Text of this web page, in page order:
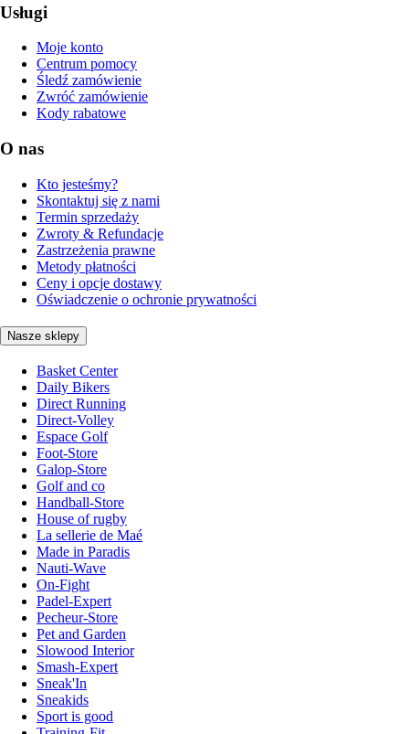
Usługi
Moje konto
Centrum pomocy
Śledź zamówienie
Zwróć zamówienie
Kody rabatowe
O nas
Kto jesteśmy?
Skontaktuj się z nami
Termin sprzedaży
Zwroty & Refundacje
Zastrzeżenia prawne
Metody płatności
Ceny i opcje dostawy
Oświadczenie o ochronie prywatności
Nasze sklepy
Basket Center
Daily Bikers
Direct Running
Direct-Volley
Espace Golf
Foot-Store
Galop-Store
Golf and co
Handball-Store
House of rugby
La sellerie de Maé
Made in Paradis
Nauti-Wave
On-Fight
Padel-Expert
Pecheur-Store
Pet and Garden
Slowood Interior
Smash-Expert
Sneak'In
Sneakids
Sport is good